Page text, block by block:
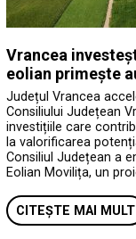
Vrancea
eolian primește
Județul Vrancea
Consiliului Județean
investițiile care
la valorificarea
Consiliul Județean a
Eolian Movilița, un
CITEȘTE MAI MULT